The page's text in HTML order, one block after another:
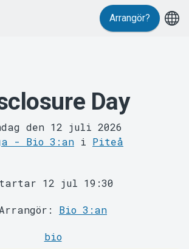
MyTickster
Support
Arrangör?
Day
den 12 juli 2026
- Bio 3:an i Piteå
12 jul 19:30
Arrangör: Bio 3:an
bio